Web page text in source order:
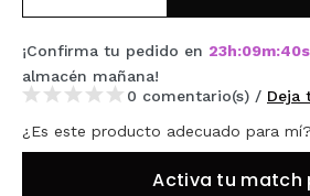
MAQUIFARMA
KOREA ZONE
TRAVEL SIZE
NATURE
¡Confirma tu pedido en 23h:09m:39s
almacén mañana!
0 comentario(s) / Deja
¿Es este producto adecuado para mí?
Activa tu match